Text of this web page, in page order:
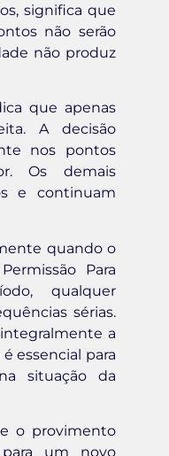
significa que
não serão
não produz
que apenas
A decisão
nos pontos
Os demais
e continuam
quando o
Para
qualquer
sérias.
a
essencial para
situação da
o provimento
um novo